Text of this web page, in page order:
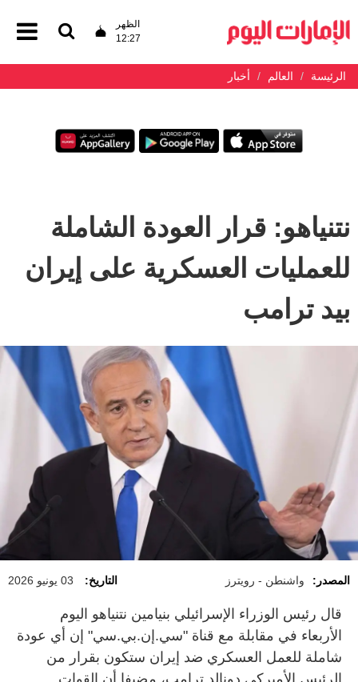
الظهر
12:27
الرئيسة العالم أخبار
نتنياهو: قرار العودة الشاملة
للعمليات العسكرية على إيران
بيد ترامب
المصدر: واشنطن - رويترز التاريخ: 03 يونيو 2026
قال رئيس الوزراء الإسرائيلي بنيامين نتنياهو اليوم
الأربعاء في ‌مقابلة مع ‌قناة "سي.إن.بي.سي" إن ‌أي ‌عودة
شاملة ‌للعمل ​العسكري ‌ضد إيران ​ستكون بقرار من ​
الرئيس الأميركي دونالد ترامب، مضيفا أن القوات